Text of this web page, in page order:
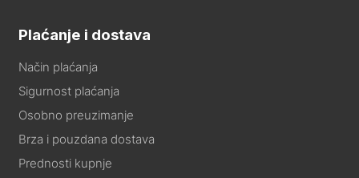
Plaćanje i dostava
Način plaćanja
Sigurnost plaćanja
Osobno preuzimanje
Brza i pouzdana dostava
Prednosti kupnje